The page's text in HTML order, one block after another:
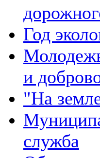
Год
и
"На
служба